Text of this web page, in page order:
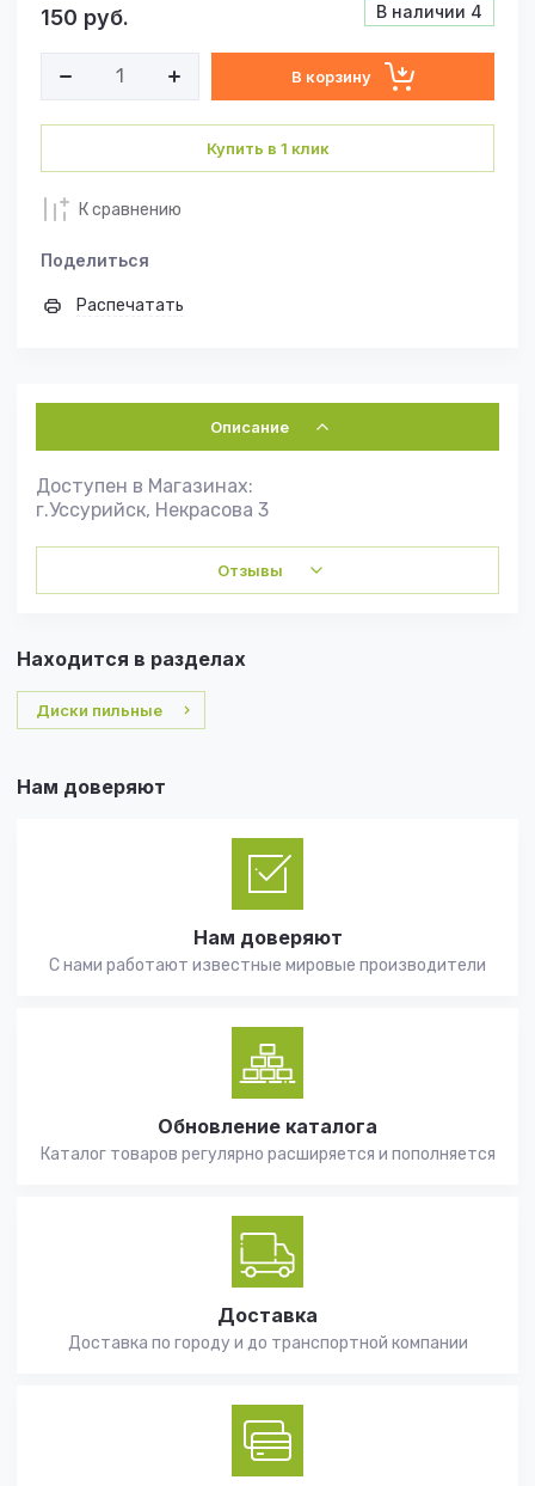
В наличии 4
150 руб.
В корзину
Купить в 1 клик
К сравнению
Поделиться
Распечатать
Описание
Доступен в Магазинах:
г.Уссурийск, Некрасова 3
Отзывы
Находится в разделах
Диски пильные
Нам доверяют
Нам доверяют
С нами работают известные мировые производители
Обновление каталога
Каталог товаров регулярно расширяется и пополняется
Доставка
Доставка по городу и до транспортной компании